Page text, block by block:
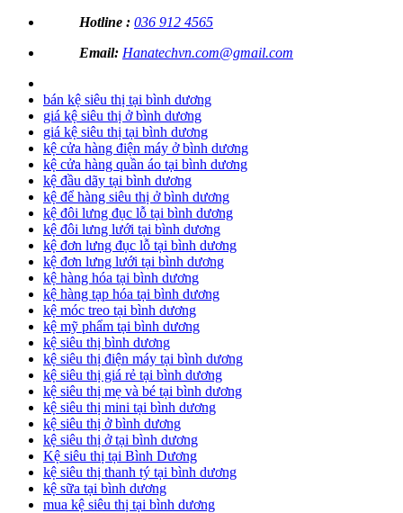
Hotline : 036 912 4565
Email: Hanatechvn.com@gmail.com
bán kệ siêu thị tại bình dương
giá kệ siêu thị ở bình dương
giá kệ siêu thị tại bình dương
kệ cửa hàng điện máy ở bình dương
kệ cửa hàng quần áo tại bình dương
kệ đầu dãy tại bình dương
kệ để hàng siêu thị ở bình dương
kệ đôi lưng đục lỗ tại bình dương
kệ đôi lưng lưới tại bình dương
kệ đơn lưng đục lỗ tại bình dương
kệ đơn lưng lưới tại bình dương
kệ hàng hóa tại bình dương
kệ hàng tạp hóa tại bình dương
kệ móc treo tại bình dương
kệ mỹ phẩm tại bình dương
kệ siêu thị bình dương
kệ siêu thị điện máy tại bình dương
kệ siêu thị giá rẻ tại bình dương
kệ siêu thị mẹ và bé tại bình dương
kệ siêu thị mini tại bình dương
kệ siêu thị ở bình dương
kệ siêu thị ở tại bình dương
Kệ siêu thị tại Bình Dương
kệ siêu thị thanh tý tại bình dương
kệ sữa tại bình dương
mua kệ siêu thị tại bình dương